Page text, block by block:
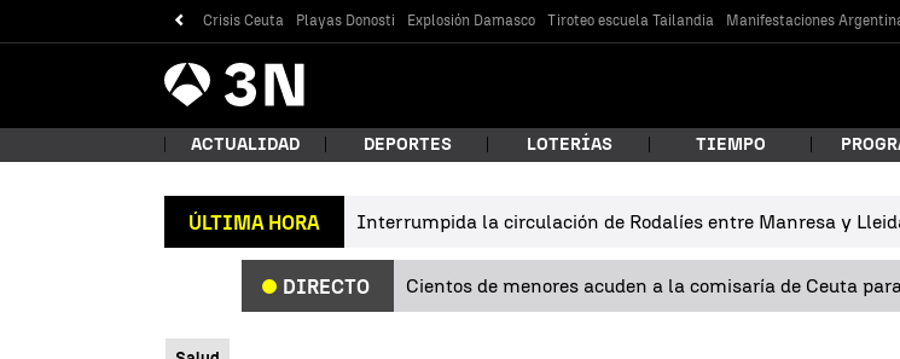
Crisis Ceuta Playas Donosti Explosión Damasco Tiroteo escuela Tailandia Manifestaciones
Antena
3 Noticias
¿Qué estás buscando?
ACTUALIDAD DEPORTES LOTERÍAS TIEMPO
ÚLTIMA HORA Interrumpida la circulación de Rodalíes entre Manresa y
DIRECTO Cientos de menores acuden a la comisaría de Ceuta